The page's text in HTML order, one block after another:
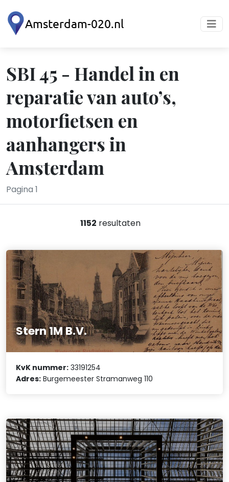
SBI 45 - Handel in en
reparatie van auto’s,
motorfietsen en
aanhangers in
Amsterdam
Pagina 1
1152 resultaten
Stern 1M B.V.
KvK nummer: 33191254
Adres: Burgemeester Stramanweg 110